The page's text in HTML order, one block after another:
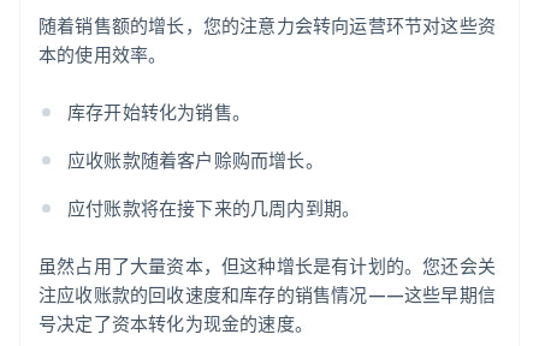
随着销售额的增长，您的注意力会转向运营环节对这些资
本的使用效率。
库存开始转化为销售。
应收账款随着客户赊购而增长。
应付账款将在接下来的几周内到期。
虽然占用了大量资本，但这种增长是有计划的。您还会关
注应收账款的回收速度和库存的销售情况——这些早期信
号决定了资本转化为现金的速度。